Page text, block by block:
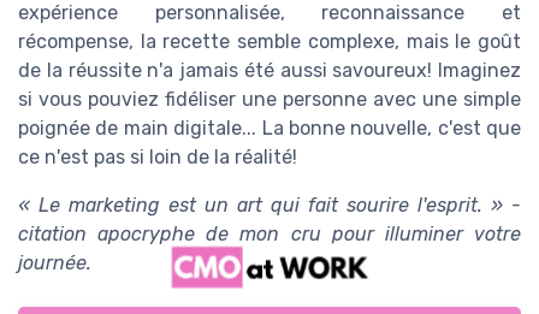
expérience personnalisée, reconnaissance et
récompense, la recette semble complexe, mais le goût
de la réussite n'a jamais été aussi savoureux! Imaginez
si vous pouviez fidéliser une personne avec une simple
poignée de main digitale... La bonne nouvelle, c'est que
ce n'est pas si loin de la réalité!
« Le marketing est un art qui fait sourire l'esprit. » -
citation apocryphe de mon cru pour illuminer votre
journée.